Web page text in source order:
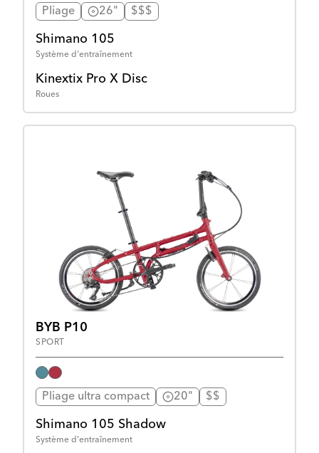
Pliage 26" $$$
Shimano 105
Système d'entraînement
Kinextix Pro X Disc
Roues
BYB P10
SPORT
Pliage ultra compact 20" $$
Shimano 105 Shadow
Système d'entraînement